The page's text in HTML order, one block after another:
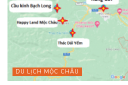
DU LỊCH MỘC CHÂU